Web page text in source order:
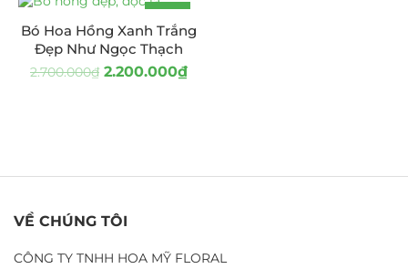
-19%
Bó Hoa Hồng Xanh Trắng
Đẹp Như Ngọc Thạch
2.700.000₫ 2.200.000₫
VỀ CHÚNG TÔI
CÔNG TY TNHH HOA MỸ FLORAL